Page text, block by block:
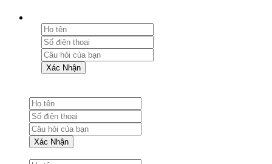
Xác Nhận
Xác Nhận